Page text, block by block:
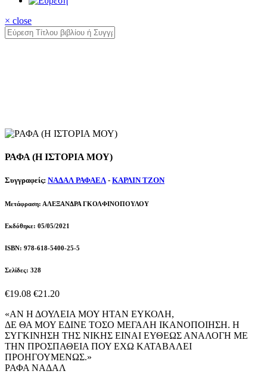
× close
ΡΑΦΑ (Η ΙΣΤΟΡΙΑ ΜΟΥ)
Συγγραφείς: ΝΑΔΑΛ ΡΑΦΑΕΛ- ΚΑΡΛΙΝ ΤΖΟΝ
Μετάφραση: ΑΛΕΞΑΝΔΡΑ ΓΚΟΛΦΙΝΟΠΟΥΛΟΥ
Εκδόθηκε: 05/05/2021
ISBN: 978-618-5400-25-5
Σελίδες: 328
€19.08 €21.20
«AΝ Η ΔΟΥΛΕΙΑ ΜΟΥ ΗΤΑΝ ΕΥΚΟΛΗ,
ΔΕ ΘΑ ΜΟΥ ΕΔΙΝΕ ΤΟΣΟ ΜΕΓΑΛΗ ΙΚΑΝΟΠΟΙΗΣΗ. Η
ΣΥΓΚΙΝΗΣΗ ΤΗΣ ΝΙΚΗΣ ΕΙΝΑΙ ΕΥΘΕΩΣ ΑΝΑΛΟΓΗ ΜΕ
ΤΗΝ ΠΡΟΣΠΑΘΕΙΑ ΠΟΥ ΕΧΩ ΚΑΤΑΒΑΛΕΙ
ΠΡΟΗΓΟΥΜΕΝΩΣ.»
ΡΑΦΑ ΝΑΔΑΛ